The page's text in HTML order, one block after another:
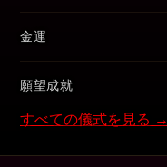
金運
願望成就
すべての儀式を見る →